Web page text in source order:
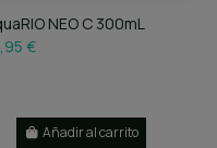
NEO C 300mL
€
Añadir al carrito